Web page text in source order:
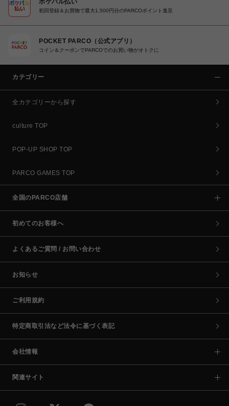
初回登録＆お買物で最大1,500円分のPARCOポイント進呈
POCKET PARCO（公式アプリ）
コイン＆クーポンでPARCOでのお買い物がオトクに
カテゴリー
全カテゴリーから探す
culture TOP
POP-UP SHOP TOP
PARCO GAMES TOP
全国のPARCO店舗
初めてのお客様へ
よくあるご質問 / お問い合わせ
お知らせ
ご利用規約
特定商取引法など法令に基づく表記
会社情報
関連サイト